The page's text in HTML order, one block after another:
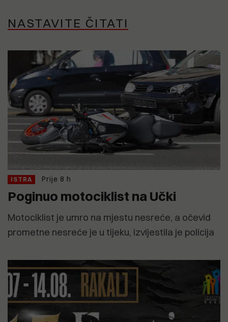
NASTAVITE ČITATI
ISTRA Prije 8 h
Poginuo motociklist na Učki
Motociklist je umro na mjestu nesreće, a očevid
prometne nesreće je u tijeku, izvijestila je policija